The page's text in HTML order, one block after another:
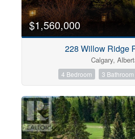
$1,560,000
228 Willow Ridge
Calgary,
4 Bedroom 3 Bathroom